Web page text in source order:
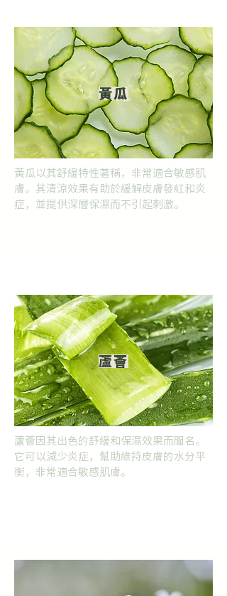
黃瓜
黃瓜以其舒緩特性著稱，非常適合敏感肌
膚。其清涼效果有助於緩解皮膚發紅和炎
症，並提供深層保濕而不引起刺激。
蘆薈
蘆薈因其出色的舒緩和保濕效果而聞名。
它可以減少炎症，幫助維持皮膚的水分平
衡，非常適合敏感肌膚。